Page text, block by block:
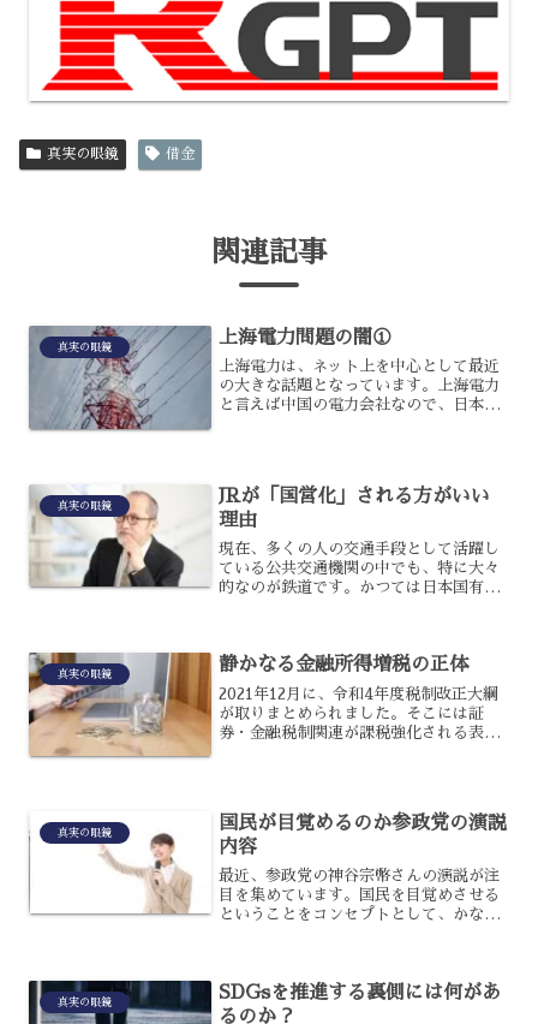
真実の眼鏡 借金
関連記事
真実の眼鏡 上海電力問題の闇①
上海電力は、ネット上を中心として最近
の大きな話題となっています。上海電力
と言えば中国の電力会社なので、日本と
うものです。その問題につい...
真実の眼鏡
JRが「国営化」される方がいい
理由
現在、多くの人の交通手段として活躍し
ている公共交通機関の中でも、特に大々
的なのが鉄道です。かつては日本国有鉄
した。JRが国営化する方...
真実の眼鏡 静かなる金融所得増税の正体
2021年12月に、令和4年度税制改正大綱
が取りまとめられました。そこには証
券・金融税制関連が課税強化される表現
税は、足元で静かに盛り...
真実の眼鏡
国民が目覚めるのか参政党の演説
内容
最近、参政党の神谷宗幣さんの演説が注
目を集めています。国民を目覚めさせる
ということをコンセプトとして、かなり
て、要点をまとめて紹介して...
真実の眼鏡
SDGsを推進する裏側には何があ
るのか？